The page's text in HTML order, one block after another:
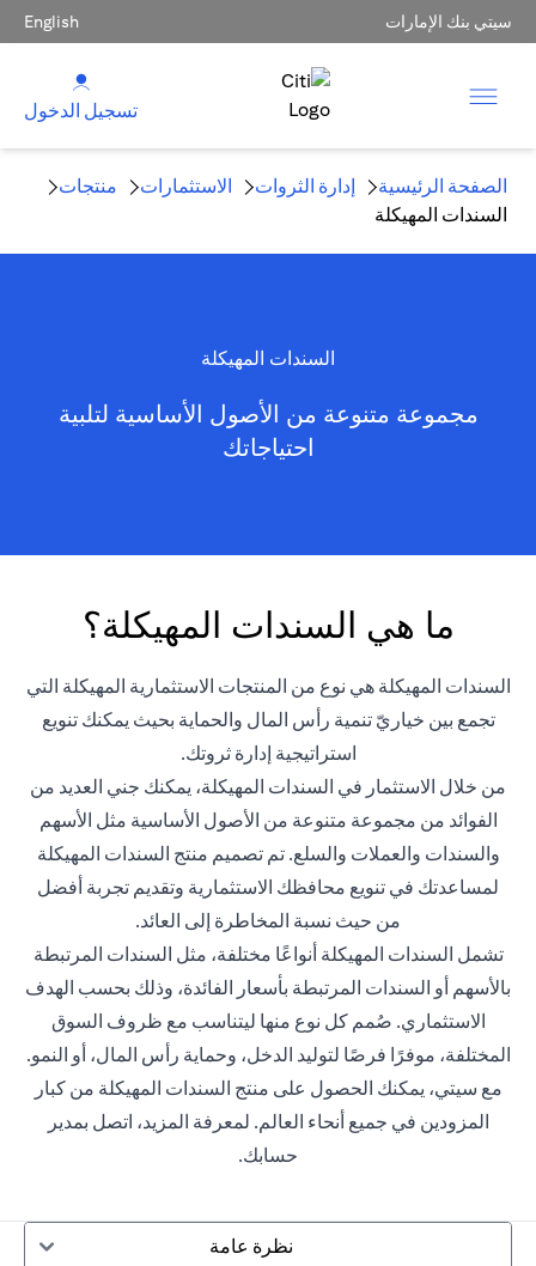
سيتي بنك الإمارات English
تسجيل الدخول
الصفحة الرئيسية إدارة الثروات الاستثمارات
منتجات
السندات المهيكلة
السندات المهيكلة
مجموعة متنوعة من الأصول الأساسية لتلبية
احتياجاتك
ما هي السندات المهيكلة؟
السندات المهيكلة هي نوع من المنتجات الاستثمارية المهيكلة التي
تجمع بين خياريّ تنمية رأس المال والحماية بحيث يمكنك تنويع
استراتيجية إدارة ثروتك.
من خلال الاستثمار في السندات المهيكلة، يمكنك جني العديد من
الفوائد من مجموعة متنوعة من الأصول الأساسية مثل الأسهم
والسندات والعملات والسلع. تم تصميم منتج السندات المهيكلة
لمساعدتك في تنويع محافظك الاستثمارية وتقديم تجربة أفضل
من حيث نسبة المخاطرة إلى العائد.
تشمل السندات المهيكلة أنواعًا مختلفة، مثل السندات المرتبطة
بالأسهم أو السندات المرتبطة بأسعار الفائدة، وذلك بحسب الهدف
الاستثماري. صُمم كل نوع منها ليتناسب مع ظروف السوق
المختلفة، موفرًا فرصًا لتوليد الدخل، وحماية رأس المال، أو النمو.
مع سيتي، يمكنك الحصول على منتج السندات المهيكلة من كبار
المزودين في جميع أنحاء العالم. لمعرفة المزيد، اتصل بمدير
حسابك.
نظرة عامة